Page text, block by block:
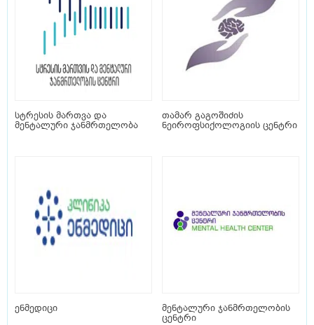
სტრესის მართვა და
მენტალური ჯანმრთელობა
თამარ გაგოშიძის
ნეიროფსიქოლოგიის ცენტრი
ენმედიცი
მენტალური ჯანმრთელობის
ცენტრი